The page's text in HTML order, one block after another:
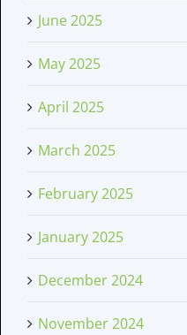
June 2025
May 2025
April 2025
March 2025
February 2025
January 2025
December 2024
November 2024